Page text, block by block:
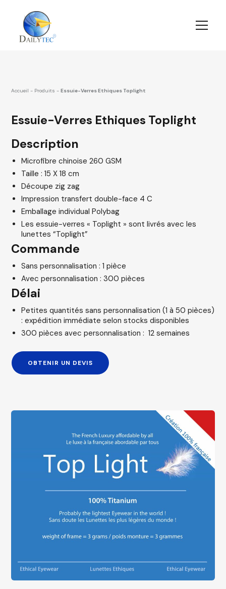
Accueil - Produits - Essuie-Verres Ethiques Toplight
Essuie-Verres Ethiques Toplight
Description
Microfibre chinoise 260 GSM
Taille : 15 X 18 cm
Découpe zig zag
Impression transfert double-face 4 C
Emballage individual Polybag
Les essuie-verres « Toplight » sont livrés avec les
lunettes “Toplight”
Commande
Sans personnalisation : 1 pièce
Avec personnalisation : 300 pièces
Délai
Petites quantités sans personnalisation (1 à 50 pièces)
: expédition immédiate selon stocks disponibles
300 pièces avec personnalisation : 12 semaines
OBTENIR UN DEVIS